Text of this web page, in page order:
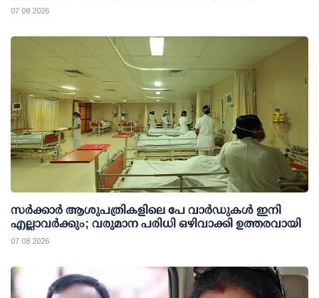
07 08 2026
സര്‍ക്കാര്‍ ആശുപത്രികളിലെ പേ വാര്‍ഡുകള്‍ ഇനി
എല്ലാവര്‍ക്കും; വരുമാന പരിധി ഒഴിവാക്കി ഉത്തരവായി
07 08 2026